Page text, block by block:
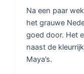
Na een paar
het grauwe
goed door. Het
naast de
Maya’s.